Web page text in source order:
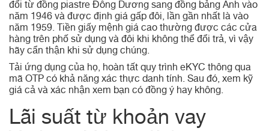
đổi từ đồng piastre Đông Dương sang đồng bảng Anh vào
năm 1946 và được định giá gấp đôi, lần gần nhất là vào
năm 1959. Tiền giấy mệnh giá cao thường được các cửa
hàng trên phố sử dụng và đôi khi không thể đổi trả, vì vậy
hãy cẩn thận khi sử dụng chúng.
Tải ứng dụng của họ, hoàn tất quy trình eKYC thông qua
mã OTP có khả năng xác thực danh tính. Sau đó, xem kỹ
giá cả và xác nhận xem bạn có đồng ý hay không.
Lãi suất từ ​​khoản vay